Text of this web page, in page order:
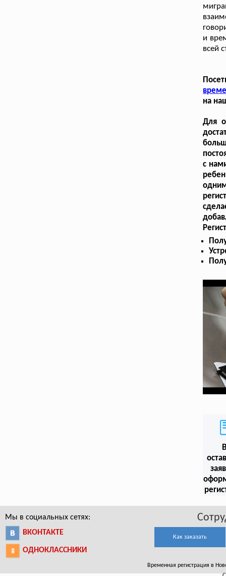
и
всей
на
Для
с
Мы в социальных сетях:
ВКОНТАКТЕ
ОДНОКЛАССНИКИ
Как заказать
Временная регистрация в